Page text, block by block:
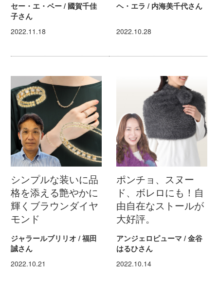
セー・エ・ベー / 國賀千佳
子さん
2022.11.18
ヘ・エラ / 内海美千代さん
2022.10.28
シンプルな装いに品
格を添える艶やかに
輝くブラウンダイヤ
モンド
ジャラールブリリオ / 福田
誠さん
2022.10.21
ポンチョ、スヌー
ド、ボレロにも！自
由自在なストールが
大好評。
アンジェロピューマ / 金谷
はるひさん
2022.10.14